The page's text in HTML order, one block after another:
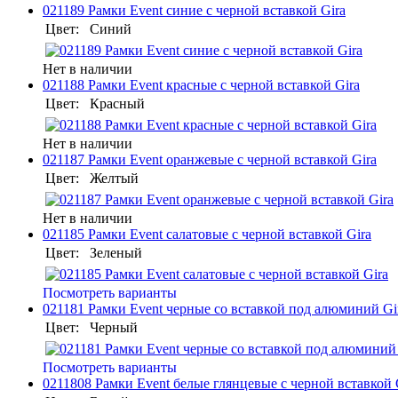
021189 Рамки Event синие с черной вставкой Gira
Цвет:
Синий
Нет в наличии
021188 Рамки Event красные с черной вставкой Gira
Цвет:
Красный
Нет в наличии
021187 Рамки Event оранжевые с черной вставкой Gira
Цвет:
Желтый
Нет в наличии
021185 Рамки Event салатовые с черной вставкой Gira
Цвет:
Зеленый
Посмотреть варианты
021181 Рамки Event черные со вставкой под алюминий
Цвет:
Черный
Посмотреть варианты
0211808 Рамки Event белые глянцевые с черной вставкой